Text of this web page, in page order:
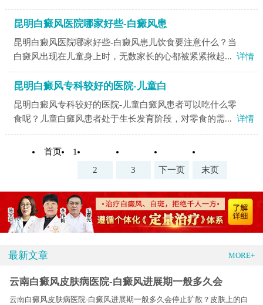
昆明白癜风医院哪家好些-白癜风患
昆明白癜风医院哪家好些-白癜风患儿饮食要注意什么？当
白癜风出现在儿童身上时，无数家长的心都被紧紧揪起... 详情
昆明白癜风专科较好的医院-儿童白
昆明白癜风专科较好的医院-儿童白癜风患者可以吃什么零
食呢？儿童白癜风患者处于生长发育阶段，对零食的需... 详情
首页
1
2
3 下一页 末页
最新文章 MORE+
云南白癜风皮肤病医院-白癜风进展期一般多久会
云南白癜风皮肤病医院-白癜风进展期一般多久会停止扩散？皮肤上的白